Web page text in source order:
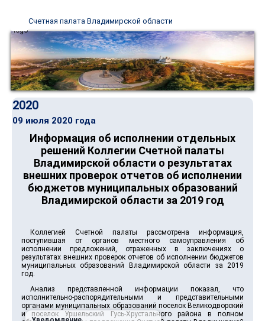
Счетная палата Владимирской области
2020
09 июля 2020 года
Информация об исполнении отдельных
решений Коллегии Счетной палаты
Владимирской области о результатах
внешних проверок отчетов об исполнении
бюджетов муниципальных образований
Владимирской области за 2019 год
Коллегией Счетной палаты рассмотрена информация,
поступившая от органов местного самоуправления об
исполнении предложений, отраженных в заключениях о
результатах внешних проверок отчетов об исполнении бюджетов
муниципальных образований Владимирской области за 2019
год.
Анализ представленной информации показал, что
исполнительно-распорядительными и представительными
органами муниципальных образований поселок Великодворский
и поселок Уршельский Гусь-Хрустального района в полном